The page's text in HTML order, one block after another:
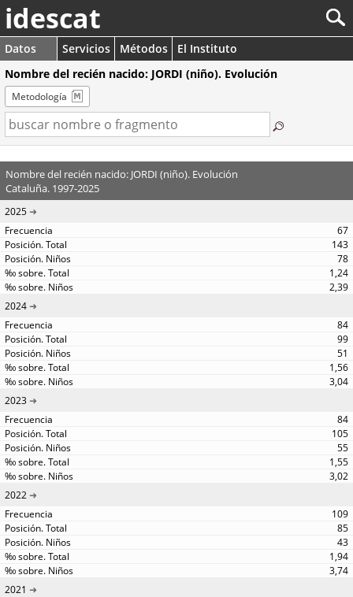
idescat
Datos Servicios Métodos
El Instituto
Nombre del recién nacido: JORDI (niño). Evolución
Metodología
Nombre del recién nacido: JORDI (niño). Evolución
Cataluña. 1997-2025
2025
67
143
78
1,24
2,39
2024
84
99
51
1,56
3,04
2023
84
105
55
1,55
3,02
2022
109
85
43
1,94
3,74
2021